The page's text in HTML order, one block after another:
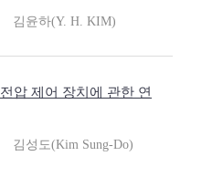
김윤하(Y. H. KIM)
압 제어 장치에 관한 연
김성도(Kim Sung-Do)